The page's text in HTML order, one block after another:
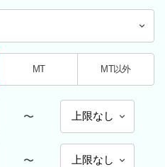
MT MT以外
〜
〜